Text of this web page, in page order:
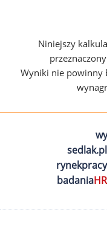
Niniejszy
Wyniki nie powinny
sedlak.pl
badaniaHR